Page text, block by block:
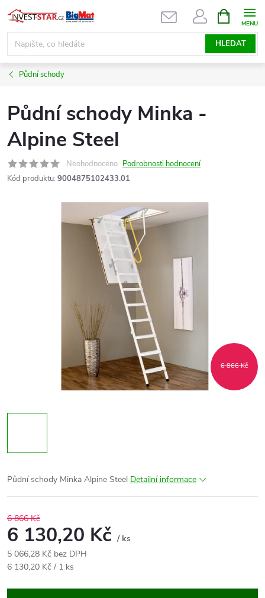
Přejít
na
obsah
HLEDAT
NÁKUPNÍ
KOŠÍK
Půdní schody
Půdní schody Minka -
Alpine Steel
Neohodnoceno Podrobnosti hodnocení
Kód produktu: 9004875102433.01
6 866 Kč
Půdní schody Minka Alpine Steel Detailní informace
6 866 Kč
6 130,20 Kč / ks
5 066,28 Kč bez DPH
Měrná
6 130,20 Kč / 1 ks